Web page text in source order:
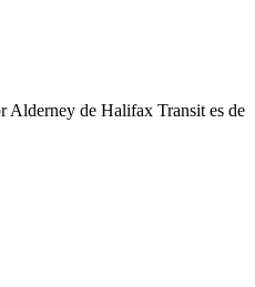
Alderney de Halifax Transit es de